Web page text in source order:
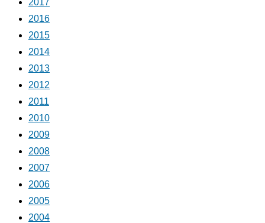
2017
2016
2015
2014
2013
2012
2011
2010
2009
2008
2007
2006
2005
2004